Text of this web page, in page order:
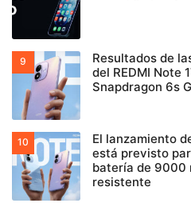
Resultados de
del REDMI Note
Snapdragon 6s
El lanzamiento
está previsto
batería de 9000
resistente